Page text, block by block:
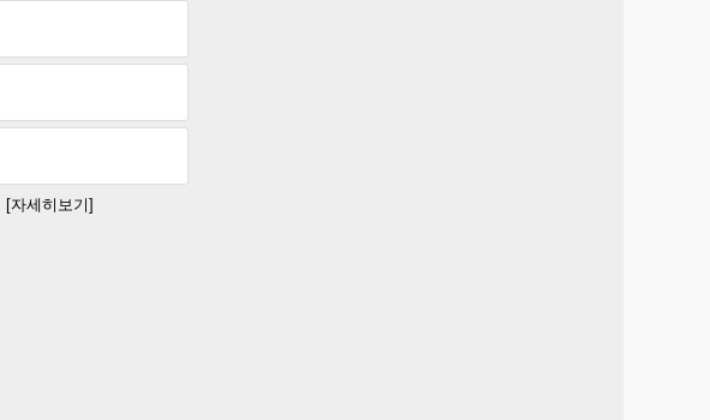
[자세히보기]